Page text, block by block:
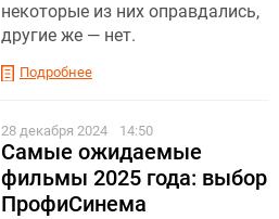
некоторые из них оправдались,
другие же — нет.
Подробнее
28 декабря 2024 14:50
Самые ожидаемые
фильмы 2025 года: выбор
ПрофиСинема